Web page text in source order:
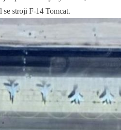
se stroji F-14 Tomcat.